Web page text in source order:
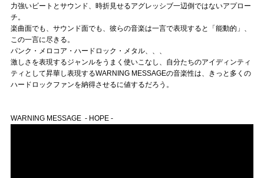
力強いビートとサウンド、時折見せるアグレッシブ一辺倒ではないアプロー
チ。
楽曲面でも、サウンド面でも、彼らの音楽は一言で表現すると「能動的」、
この一言に尽きる。
パンク・メロコア・ハードロック・メタル、、、
激しさを表現するジャンルをうまく使いこなし、自分たちのアイディンティ
ティとして昇華し表現するWARNING MESSAGEの音楽性は、きっと多くの
ハードロックファンを納得させるに値するだろう。
WARNING MESSAGE - HOPE -